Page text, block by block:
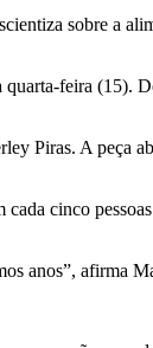
sobre a
feira (15).
Piras. A peça
cinco
anos”, afirma